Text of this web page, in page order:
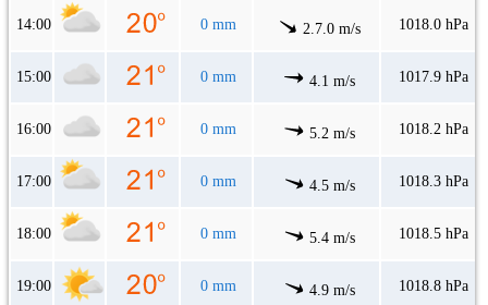
14:00 0 mm 2.7.0 m/s 1018.0 hPa
15:00 0 mm 4.1 m/s 1017.9 hPa
16:00 0 mm 5.2 m/s 1018.2 hPa
17:00 0 mm 4.5 m/s 1018.3 hPa
18:00 0 mm 5.4 m/s 1018.5 hPa
19:00 0 mm 4.9 m/s 1018.8 hPa